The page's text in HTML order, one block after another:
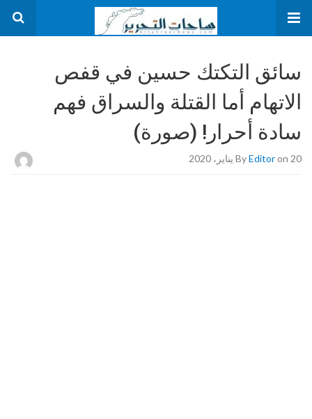
سائق التكتك حسين في قفص
الاتهام أما القتلة والسراق فهم
سادة أحرار! (صورة)
ByEditoron 20 يناير، 2020